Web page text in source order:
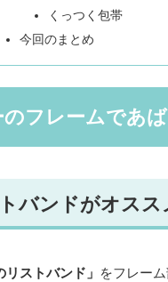
くっつく包帯
今回のまとめ
フレームであ
バンドがオスス
リストバンド」 をフレー